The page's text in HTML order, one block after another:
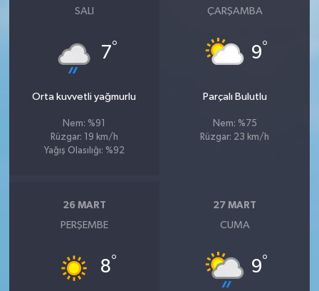
SALI
7°
Orta kuvvetli yağmurlu
Nem: %91
Rüzgar: 19 km/h
Yağış Olasılığı: %92
ÇARŞAMBA
9°
Parçalı Bulutlu
Nem: %75
Rüzgar: 23 km/h
26 MART
PERŞEMBE
8°
27 MART
CUMA
9°